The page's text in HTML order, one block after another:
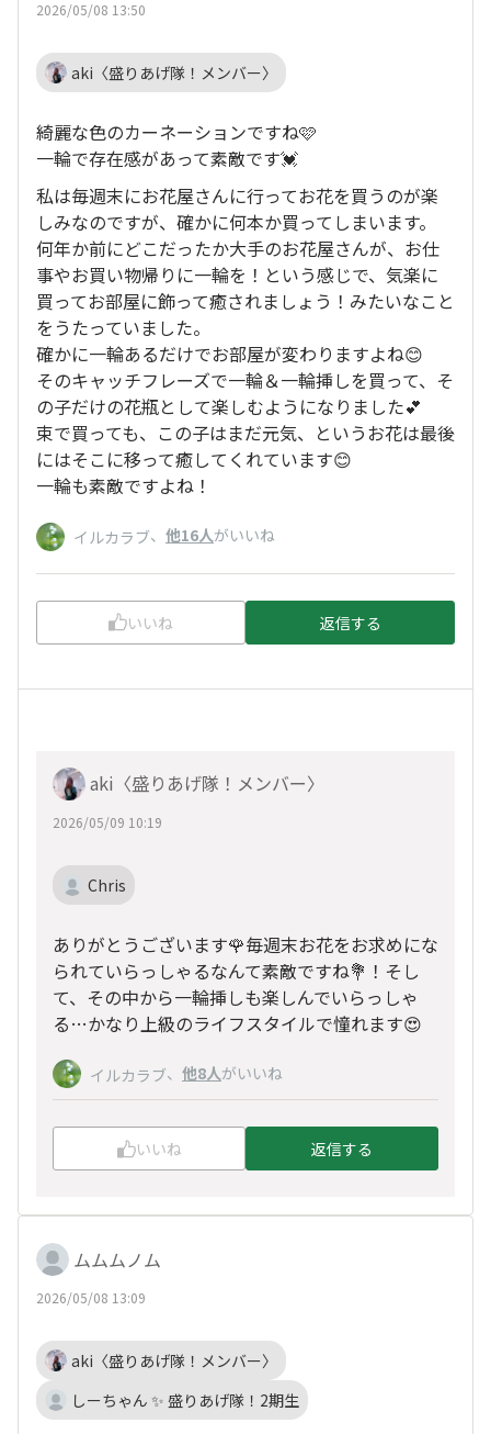
2026/05/08 13:50
aki〈盛りあげ隊！メンバー〉
綺麗な色のカーネーションですね🩷
一輪で存在感があって素敵です💓
私は毎週末にお花屋さんに行ってお花を買うのが楽
しみなのですが、確かに何本か買ってしまいます。
何年か前にどこだったか大手のお花屋さんが、お仕
事やお買い物帰りに一輪を！という感じで、気楽に
買ってお部屋に飾って癒されましょう！みたいなこと
をうたっていました。
確かに一輪あるだけでお部屋が変わりますよね😊
そのキャッチフレーズで一輪＆一輪挿しを買って、そ
の子だけの花瓶として楽しむようになりました💕
束で買っても、この子はまだ元気、というお花は最後
にはそこに移って癒してくれています😊
一輪も素敵ですよね！
イルカラブ、 他16人がいいね
いいね 返信する
aki〈盛りあげ隊！メンバー〉
2026/05/09 10:19
Chris
ありがとうございます🌹毎週末お花をお求めにな
られていらっしゃるなんて素敵ですね💐！そし
て、その中から一輪挿しも楽しんでいらっしゃ
る…かなり上級のライフスタイルで憧れます😍
イルカラブ、 他8人がいいね
いいね 返信する
ムムムノム
2026/05/08 13:09
aki〈盛りあげ隊！メンバー〉
しーちゃん ✨ 盛りあげ隊！2期生